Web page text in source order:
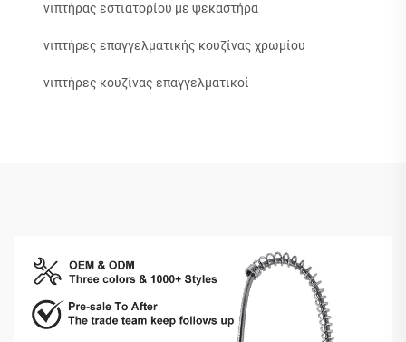
νιπτήρας εστιατορίου με ψεκαστήρα
νιπτήρες επαγγελματικής κουζίνας χρωμίου
νιπτήρες κουζίνας επαγγελματικοί